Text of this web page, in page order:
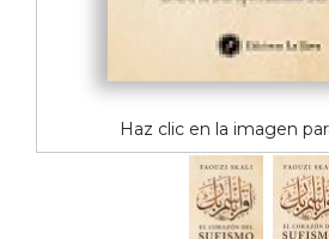
Haz clic en la imagen